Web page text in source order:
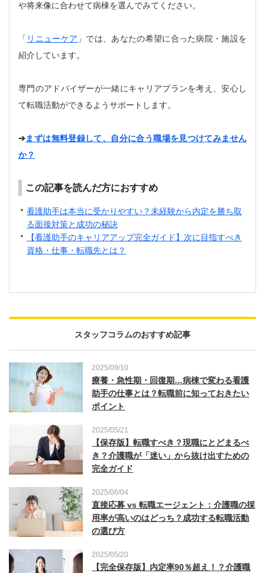
や将来像に合わせて病棟を選んでみてください。
「 リニューケア 」では、あなたの希望に合った病院・施設を
紹介しています。
専門のアドバイザーが一緒にキャリアプランを考え、安心し
て転職活動ができるようサポートします。
➔まずは無料登録して、自分に合う職場を見つけてみません
か？
この記事を読んだ方におすすめ
看護助手は本当に受かりやすい？未経験から内定を勝ち取
る面接対策と成功の秘訣
【看護助手のキャリアアップ完全ガイド】次に目指すべき
資格・仕事・転職先とは？
スタッフコラムのおすすめ記事
2025/09/10
療養・急性期・回復期…病棟で変わる看護
助手の仕事とは？転職前に知っておきたい
ポイント
2025/05/21
【保存版】転職すべき？現職にとどまるべ
き？介護職が「迷い」から抜け出すための
完全ガイド
2025/06/04
直接応募 vs 転職エージェント：介護職の採
用率が高いのはどっち？成功する転職活動
の選び方
2025/05/20
【完全保存版】内定率90％超え！？介護職